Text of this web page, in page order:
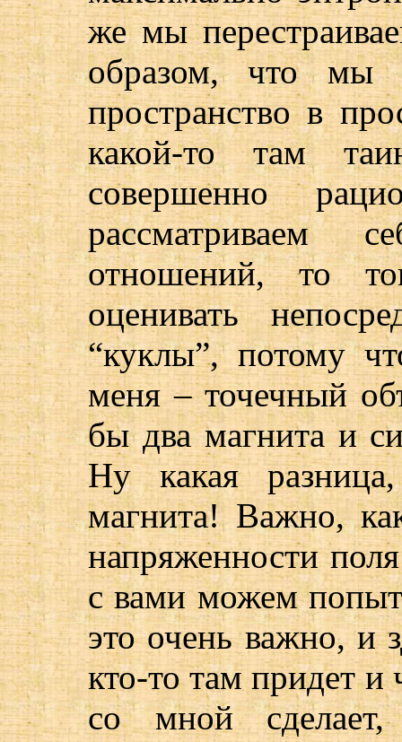
же мы
образом, что мы
пространство в
какой-то там
совершенно
рассматриваем
отношений, то
оценивать
“куклы”, потому
меня – точечный
бы два магнита и
Ну какая
магнита! Важно,
напряженности
с вами можем
это очень важно, и
кто-то там придет и
со мной